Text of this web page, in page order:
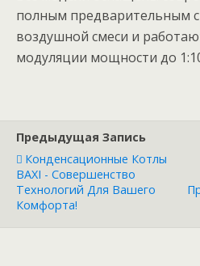
полным предварительным
воздушной смеси и
модуляции мощности до
Предыдущая Запись
Конденсационные Котлы
BAXI - Совершенство
Технологий Для Вашего
Комфорта!